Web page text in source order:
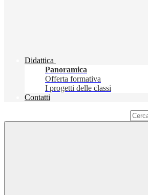
Didattica
Panoramica
Offerta formativa
I progetti delle classi
Contatti